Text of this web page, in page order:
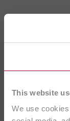
This website
We use